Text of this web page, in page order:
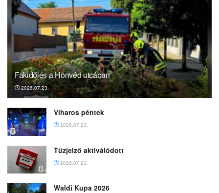
Fakidőlés a Honvéd utcában
2026.07.23.
Viharos péntek
2026.07.23.
Tűzjelző aktiválódott
2026.07.23.
Waldi Kupa 2026